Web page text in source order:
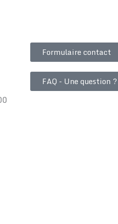
Formulaire contact
FAQ - Une question ?